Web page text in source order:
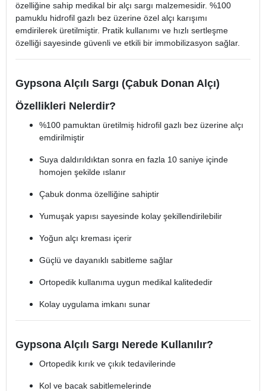
özelliğine sahip medikal bir alçı sargı malzemesidir. %100
pamuklu hidrofil gazlı bez üzerine özel alçı karışımı
emdirilerek üretilmiştir. Pratik kullanımı ve hızlı sertleşme
özelliği sayesinde güvenli ve etkili bir immobilizasyon sağlar.
Gypsona Alçılı Sargı (Çabuk Donan Alçı)
Özellikleri Nelerdir?
%100 pamuktan üretilmiş hidrofil gazlı bez üzerine alçı
emdirilmiştir
Suya daldırıldıktan sonra en fazla 10 saniye içinde
homojen şekilde ıslanır
Çabuk donma özelliğine sahiptir
Yumuşak yapısı sayesinde kolay şekillendirilebilir
Yoğun alçı kreması içerir
Güçlü ve dayanıklı sabitleme sağlar
Ortopedik kullanıma uygun medikal kalitededir
Kolay uygulama imkanı sunar
Gypsona Alçılı Sargı Nerede Kullanılır?
Ortopedik kırık ve çıkık tedavilerinde
Kol ve bacak sabitlemelerinde